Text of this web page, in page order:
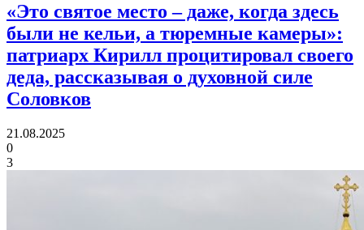
«Это святое место – даже, когда здесь
были не кельи, а тюремные камеры»:
патриарх Кирилл процитировал своего
деда, рассказывая о духовной силе
Соловков
21.08.2025
0
3